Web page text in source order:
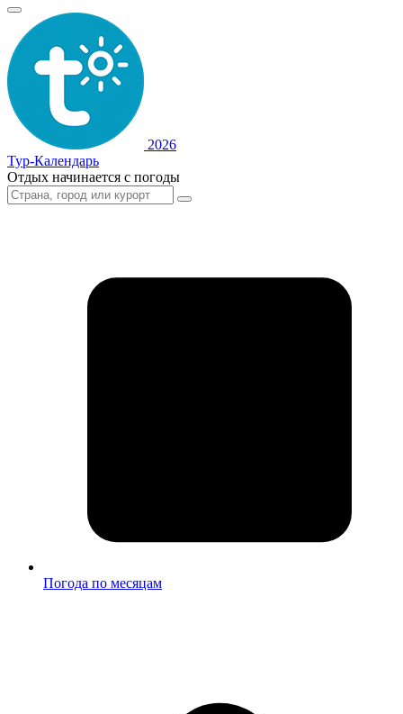
2026
Тур-Календарь
Отдых начинается с погоды
Погода по месяцам